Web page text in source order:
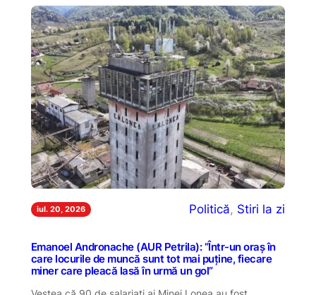
iul. 20, 2026 Politică, Stiri la zi
Emanoel Andronache (AUR Petrila): ”Într-un oraș în
care locurile de muncă sunt tot mai puține, fiecare
miner care pleacă lasă în urmă un gol”